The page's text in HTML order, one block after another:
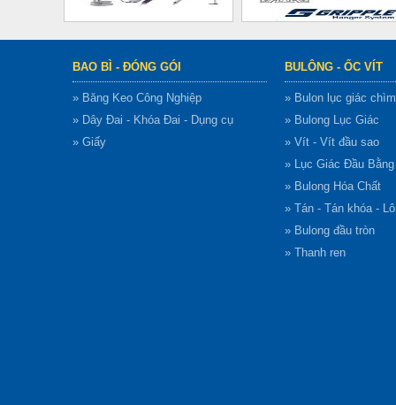
BAO BÌ - ĐÓNG GÓI
» Băng Keo Công Nghiệp
» Dây Đai - Khóa Đai - Dụng cụ
» Giấy
BULÔNG - ỐC VÍT
» Bulon lục giác chìm
» Bulong Lục Giác
» Vít - Vít đầu sao
» Lục Giác Đầu
» Bulong Hóa Chất
» Tán - Tán khóa -
» Bulong đầu tròn
» Thanh ren